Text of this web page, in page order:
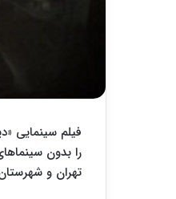
فیلم سینمایی
را بدون
تهران و شهرستان‌ها توانست. با جذب